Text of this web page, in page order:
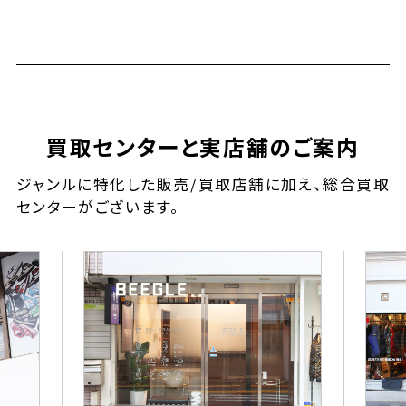
買取センターと実店舗のご案内
ジャンルに特化した販売/買取店舗に加え、総合買取
センターがございます。